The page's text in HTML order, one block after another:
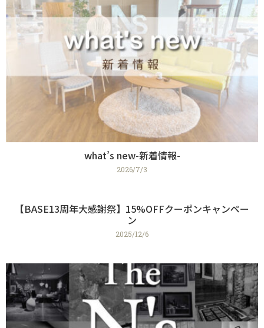
what’s new-新着情報-
2026/7/3
【BASE13周年大感謝祭】15%OFFクーポンキャンペー
ン
2025/12/6